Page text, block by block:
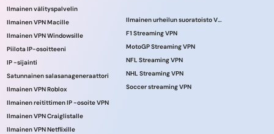
Ilmainen välityspalvelin
Ilmainen VPN Macille
Ilmainen VPN Windowsille
Piilota IP-osoitteeni
IP -sijainti
Satunnainen salasanageneraattori
Ilmainen VPN Roblox
Ilmainen reitittimen IP -osoite VPN
Ilmainen VPN Craiglistalle
Ilmainen VPN Netflixille
Ilmainen urheilun suoratoisto VPN
F1 Streaming VPN
MotoGP Streaming VPN
NFL Streaming VPN
NHL Streaming VPN
Soccer streaming VPN